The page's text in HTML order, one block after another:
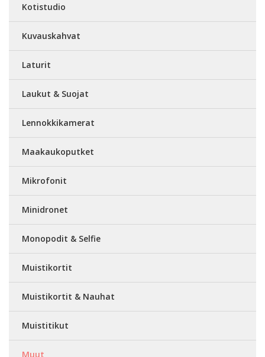
Kotistudio
Kuvauskahvat
Laturit
Laukut & Suojat
Lennokkikamerat
Maakaukoputket
Mikrofonit
Minidronet
Monopodit & Selfie
Muistikortit
Muistikortit & Nauhat
Muistitikut
Muut